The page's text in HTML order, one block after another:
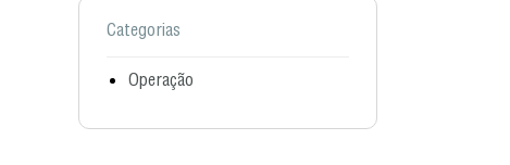
Categorias
Operação